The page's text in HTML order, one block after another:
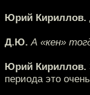
Юрий Кириллов.
Д.Ю. А «кен»
Юрий Кириллов.
периода это